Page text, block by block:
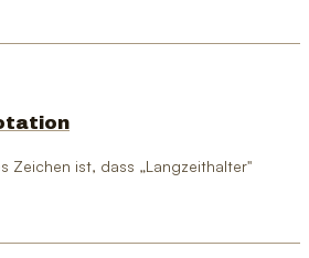
Zeichen ist, dass „Langzeithalter"